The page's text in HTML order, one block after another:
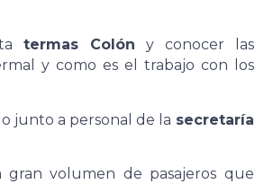
termas Colón y conocer las
y como es el trabajo con los
junto a personal de la secretaría
volumen de pasajeros que